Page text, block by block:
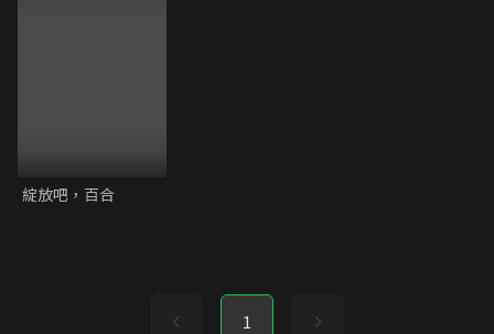
綻放吧，百合
1